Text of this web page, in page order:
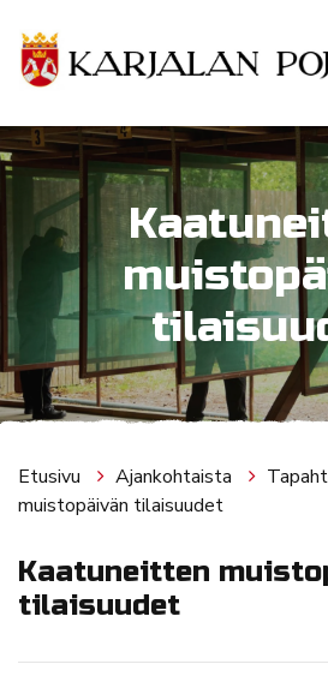
Etusivu Ajankohtaista
muistopäivän tilaisuudet
Kaatuneitten
tilaisuudet